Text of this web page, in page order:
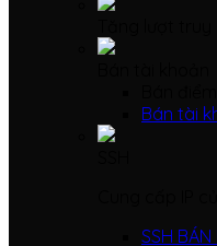
Bán tài
SSH BÁN